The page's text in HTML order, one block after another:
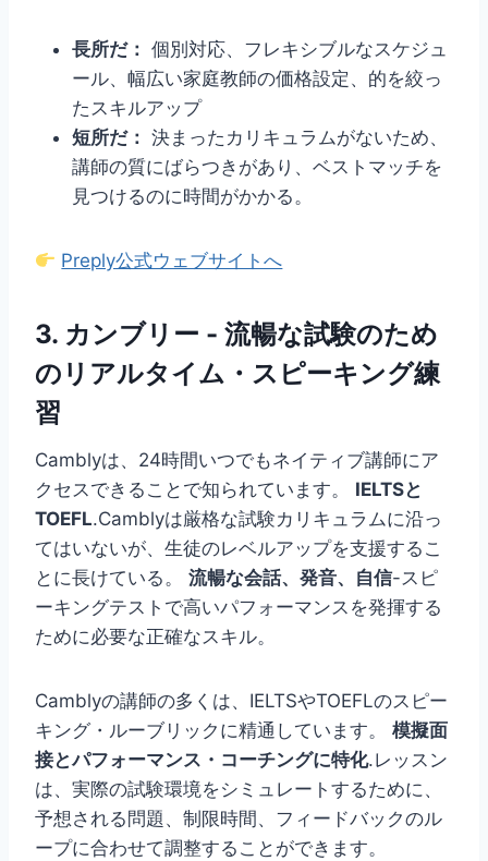
長所だ： 個別対応、フレキシブルなスケジュ
ール、幅広い家庭教師の価格設定、的を絞っ
たスキルアップ
短所だ： 決まったカリキュラムがないため、
講師の質にばらつきがあり、ベストマッチを
見つけるのに時間がかかる。
Preply公式ウェブサイトへ
3. カンブリー - 流暢な試験のため
のリアルタイム・スピーキング練
習
Camblyは、24時間いつでもネイティブ講師にア
クセスできることで知られています。 IELTSと
TOEFL.Camblyは厳格な試験カリキュラムに沿っ
てはいないが、生徒のレベルアップを支援するこ
とに長けている。 流暢な会話、発音、自信-スピ
ーキングテストで高いパフォーマンスを発揮する
ために必要な正確なスキル。
Camblyの講師の多くは、IELTSやTOEFLのスピー
キング・ルーブリックに精通しています。 模擬面
接とパフォーマンス・コーチングに特化.レッスン
は、実際の試験環境をシミュレートするために、
予想される問題、制限時間、フィードバックのル
ープに合わせて調整することができます。